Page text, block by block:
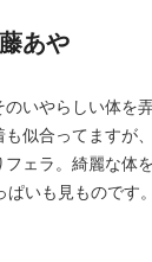
あや
いやらしい体を
似合ってますが
ェラ。綺麗な体
いも見ものです